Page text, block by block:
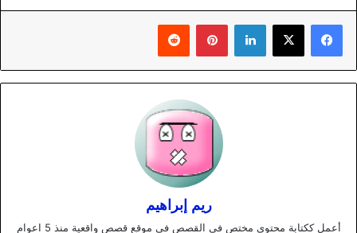
لينكدإن بينتيريست
ريم إبراهيم
أعمل ككتابة محتوي مختص في القصص في موقع قصص واقعية منذ 5 اعوام